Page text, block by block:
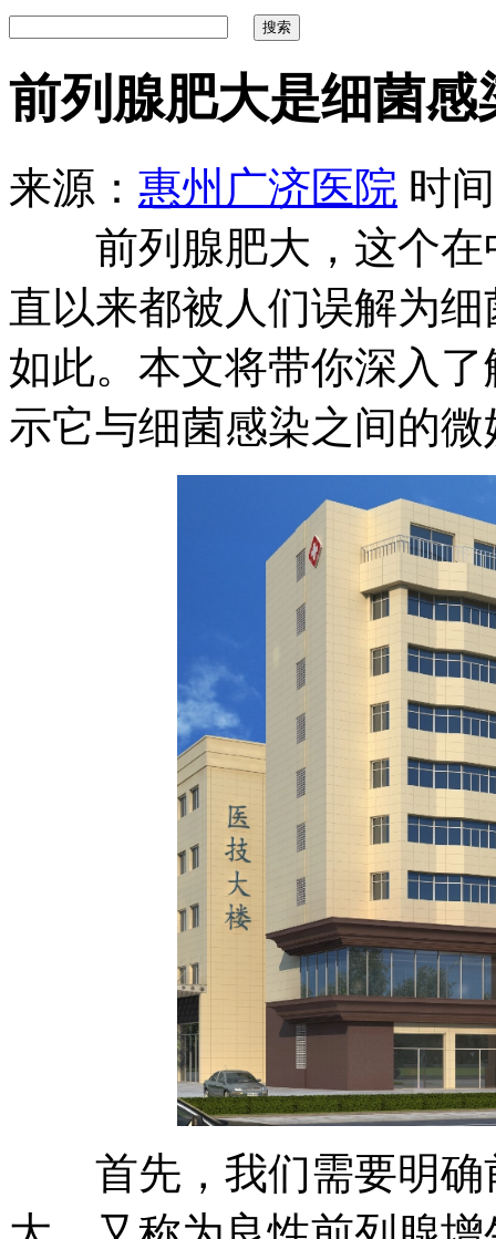
前列腺肥大是细菌感
来源： 惠州广济医院 时
前列腺肥大，这个在
直以来都被人们误解为
如此。本文将带你深入
示它与细菌感染之间的
首先，我们需要明确